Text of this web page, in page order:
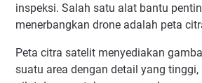
inspeksi. Salah satu alat bantu
menerbangkan drone adalah peta
Peta citra satelit menyediakan
suatu area dengan detail yang